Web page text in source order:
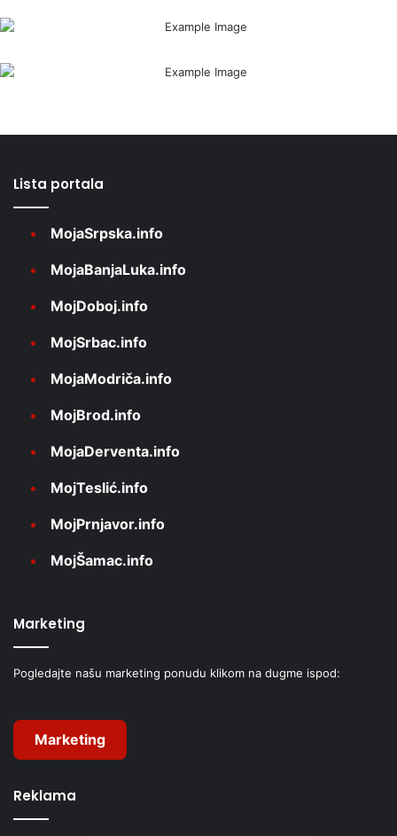
Lista portala
MojaSrpska.info
MojaBanjaLuka.info
MojDoboj.info
MojSrbac.info
MojaModriča.info
MojBrod.info
MojaDerventa.info
MojTeslić.info
MojPrnjavor.info
MojŠamac.info
Marketing
Pogledajte našu marketing ponudu klikom na dugme ispod:
Marketing
Reklama